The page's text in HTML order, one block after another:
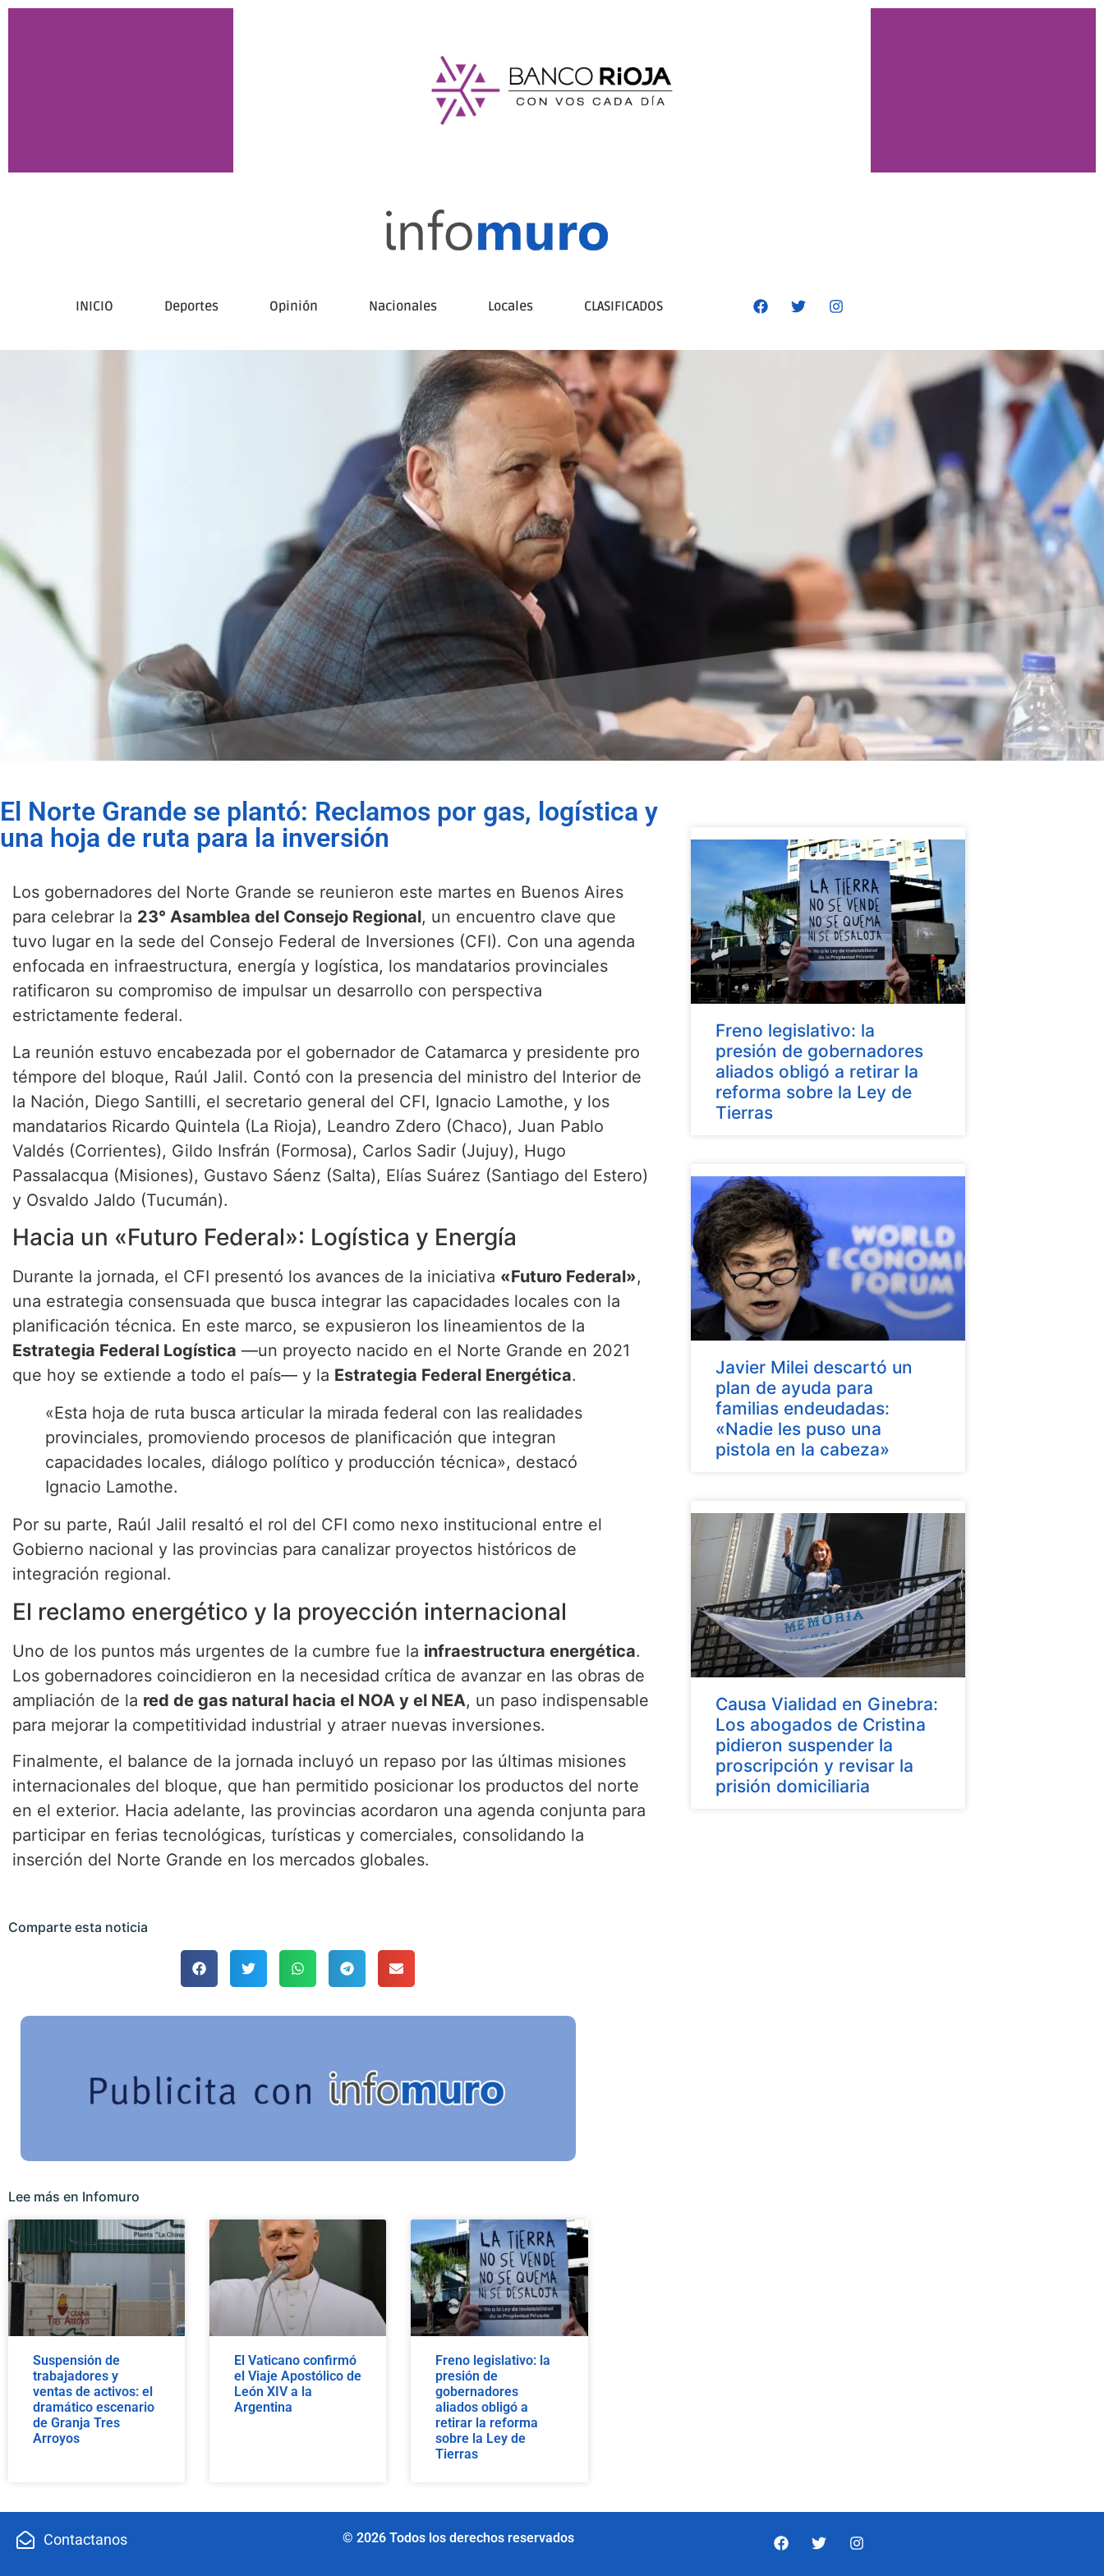
INICIO Deportes Opinión Nacionales Locales CLASIFICADOS
El Norte Grande se plantó: Reclamos por gas, logística y
una hoja de ruta para la inversión
Los gobernadores del Norte Grande se reunieron este martes en Buenos Aires
para celebrar la 23° Asamblea del Consejo Regional, un encuentro clave que
tuvo lugar en la sede del Consejo Federal de Inversiones (CFI). Con una agenda
enfocada en infraestructura, energía y logística, los mandatarios provinciales
ratificaron su compromiso de impulsar un desarrollo con perspectiva
estrictamente federal.
La reunión estuvo encabezada por el gobernador de Catamarca y presidente pro
témpore del bloque, Raúl Jalil. Contó con la presencia del ministro del Interior de
la Nación, Diego Santilli, el secretario general del CFI, Ignacio Lamothe, y los
mandatarios Ricardo Quintela (La Rioja), Leandro Zdero (Chaco), Juan Pablo
Valdés (Corrientes), Gildo Insfrán (Formosa), Carlos Sadir (Jujuy), Hugo
Passalacqua (Misiones), Gustavo Sáenz (Salta), Elías Suárez (Santiago del Estero)
y Osvaldo Jaldo (Tucumán).
Hacia un «Futuro Federal»: Logística y Energía
Durante la jornada, el CFI presentó los avances de la iniciativa «Futuro Federal»,
una estrategia consensuada que busca integrar las capacidades locales con la
planificación técnica. En este marco, se expusieron los lineamientos de la
Estrategia Federal Logística —un proyecto nacido en el Norte Grande en 2021
que hoy se extiende a todo el país— y la Estrategia Federal Energética.
«Esta hoja de ruta busca articular la mirada federal con las realidades
provinciales, promoviendo procesos de planificación que integran
capacidades locales, diálogo político y producción técnica», destacó
Ignacio Lamothe.
Por su parte, Raúl Jalil resaltó el rol del CFI como nexo institucional entre el
Gobierno nacional y las provincias para canalizar proyectos históricos de
integración regional.
El reclamo energético y la proyección internacional
Uno de los puntos más urgentes de la cumbre fue la infraestructura energética.
Los gobernadores coincidieron en la necesidad crítica de avanzar en las obras de
ampliación de la red de gas natural hacia el NOA y el NEA, un paso indispensable
para mejorar la competitividad industrial y atraer nuevas inversiones.
Finalmente, el balance de la jornada incluyó un repaso por las últimas misiones
internacionales del bloque, que han permitido posicionar los productos del norte
en el exterior. Hacia adelante, las provincias acordaron una agenda conjunta para
participar en ferias tecnológicas, turísticas y comerciales, consolidando la
inserción del Norte Grande en los mercados globales.
Comparte esta noticia
Lee más en Infomuro
Suspensión de
trabajadores y
ventas de activos: el
dramático escenario
de Granja Tres
Arroyos
El Vaticano confirmó
el Viaje Apostólico de
León XIV a la
Argentina
Freno legislativo: la
presión de
gobernadores
aliados obligó a
retirar la reforma
sobre la Ley de
Tierras
Freno legislativo: la
presión de gobernadores
aliados obligó a retirar la
reforma sobre la Ley de
Tierras
Javier Milei descartó un
plan de ayuda para
familias endeudadas:
«Nadie les puso una
pistola en la cabeza»
Causa Vialidad en Ginebra:
Los abogados de Cristina
pidieron suspender la
proscripción y revisar la
prisión domiciliaria
Contactanos © 2026 Todos los derechos reservados